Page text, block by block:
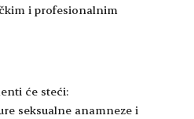
i profesionalnim
će steći:
seksualne anamneze i